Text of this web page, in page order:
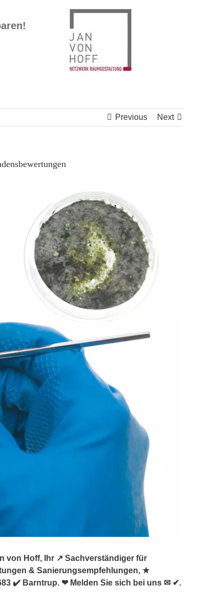
Previous Next
von Hoff, Ihr ↗️ Sachverständiger für
& Sanierungsempfehlungen, ★
✔️ Barntrup. ❤ Melden Sie sich bei uns ✉ ✔.